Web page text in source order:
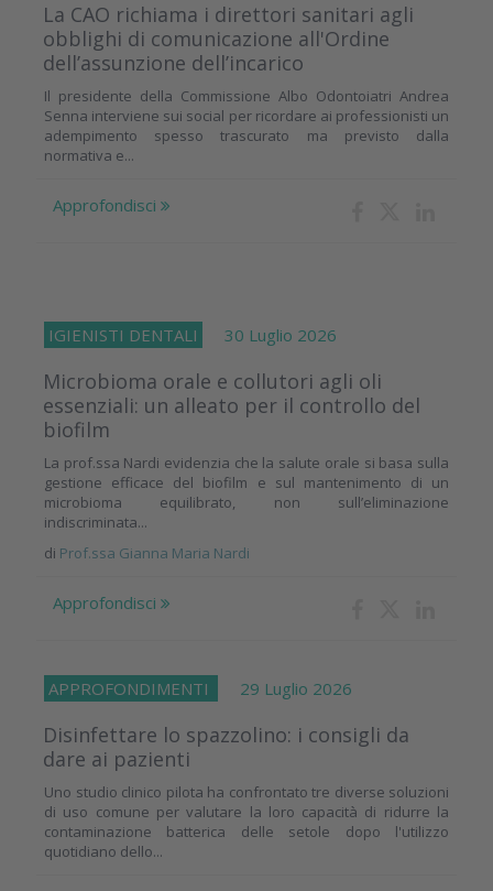
La CAO richiama i direttori sanitari agli
obblighi di comunicazione all'Ordine
dell’assunzione dell’incarico
Il presidente della Commissione Albo Odontoiatri Andrea
Senna interviene sui social per ricordare ai professionisti un
adempimento spesso trascurato ma previsto dalla
normativa e...
Approfondisci
IGIENISTI DENTALI 30 Luglio 2026
Microbioma orale e collutori agli oli
essenziali: un alleato per il controllo del
biofilm
La prof.ssa Nardi evidenzia che la salute orale si basa sulla
gestione efficace del biofilm e sul mantenimento di un
microbioma equilibrato, non sull’eliminazione
indiscriminata...
di Prof.ssa Gianna Maria Nardi
Approfondisci
APPROFONDIMENTI 29 Luglio 2026
Disinfettare lo spazzolino: i consigli da
dare ai pazienti
Uno studio clinico pilota ha confrontato tre diverse soluzioni
di uso comune per valutare la loro capacità di ridurre la
contaminazione batterica delle setole dopo l'utilizzo
quotidiano dello...